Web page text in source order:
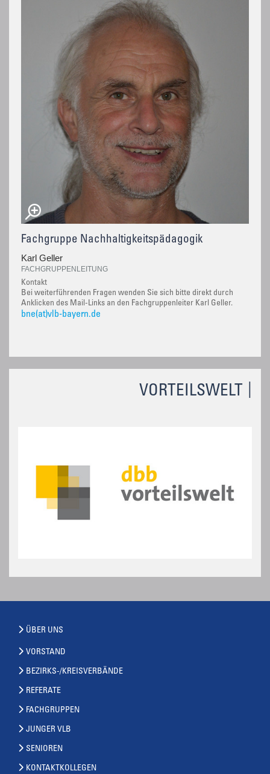
VORTEILSWELT
Fachgruppe Nachhaltigkeitspädagogik
Karl Geller
FACHGRUPPENLEITUNG
Kontakt
Bei weiterführenden Fragen wenden Sie sich bitte direkt durch
Anklicken des Mail-Links an den Fachgruppenleiter Karl Geller.
bne(at)vlb-bayern.de
ÜBER UNS
VORSTAND
BEZIRKS-/KREISVERBÄNDE
REFERATE
FACHGRUPPEN
JUNGER VLB
SENIOREN
KONTAKTKOLLEGEN